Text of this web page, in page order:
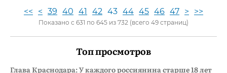
<< < 39 40 41 42 43 44 45 46 47 > >>
Показано с 631 по 645 из 732 (всего 49 страниц)
Топ просмотров
Глава Краснодара: У каждого россиянина старше 18 лет